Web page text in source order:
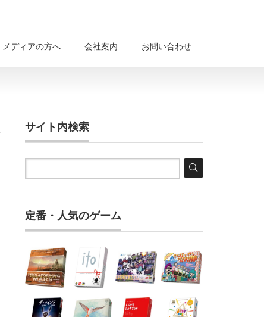
メディアの方へ 会社案内 お問い合わせ
サイト内検索
定番・人気のゲーム